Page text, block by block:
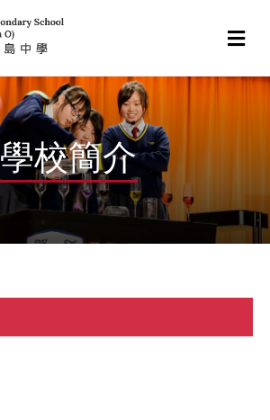
學校簡介